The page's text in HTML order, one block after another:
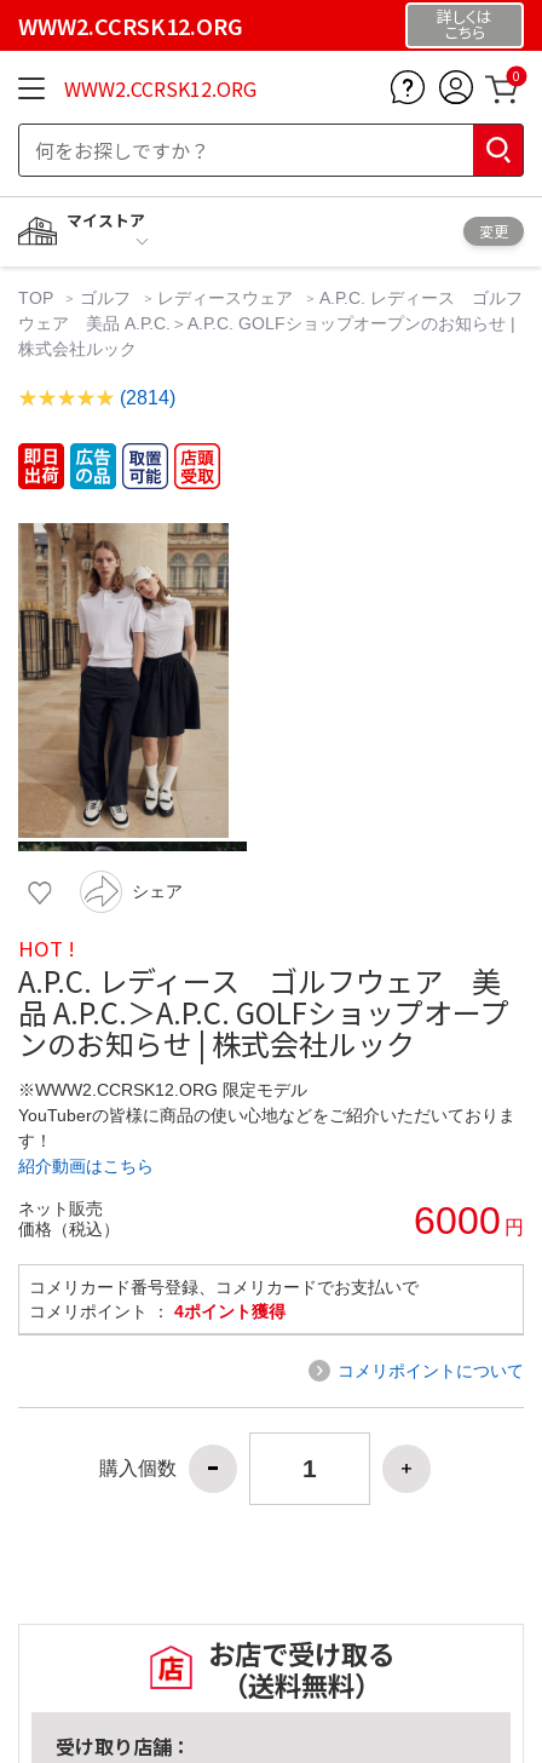
WWW2.CCRSK12.ORG 詳しくは
こちら
WWW2.CCRSK12.ORG 0
マイストア
変更
TOP ゴルフ レディースウェア
A.P.C. レディース ゴルフ
ウェア 美品 A.P.C.＞A.P.C. GOLFショップオープンのお知らせ |
株式会社ルック
(2814)
シェア
HOT !
A.P.C. レディース ゴルフウェア 美
品 A.P.C.＞A.P.C. GOLFショップオープ
ンのお知らせ | 株式会社ルック
※WWW2.CCRSK12.ORG 限定モデル
YouTuberの皆様に商品の使い心地などをご紹介いただいておりま
す！
紹介動画はこちら
ネット販売
価格（税込）
6000 円
コメリカード番号登録、コメリカードでお支払いで
コメリポイント ： 4ポイント獲得
コメリポイントについて
購入個数
お店で受け取る
（送料無料）
受け取り店舗：